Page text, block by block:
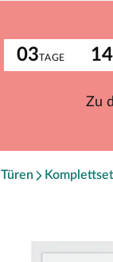
03TAGE 14
Zu
Türen